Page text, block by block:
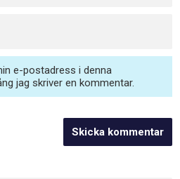
e-postadress i denna
jag skriver en kommentar.